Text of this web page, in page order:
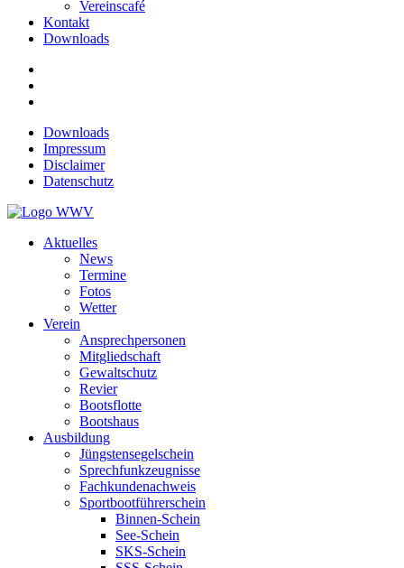
Vereinscafé
Kontakt
Downloads
Downloads
Impressum
Disclaimer
Datenschutz
Aktuelles
News
Termine
Fotos
Wetter
Verein
Ansprechpersonen
Mitgliedschaft
Gewaltschutz
Revier
Bootsflotte
Bootshaus
Ausbildung
Jüngstensegelschein
Sprechfunkzeugnisse
Fachkundenachweis
Sportbootführerschein
Binnen-Schein
See-Schein
SKS-Schein